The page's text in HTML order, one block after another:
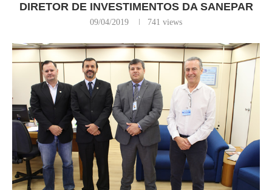
DIRETOR DE INVESTIMENTOS DA SANEPAR
09/04/2019 741 views